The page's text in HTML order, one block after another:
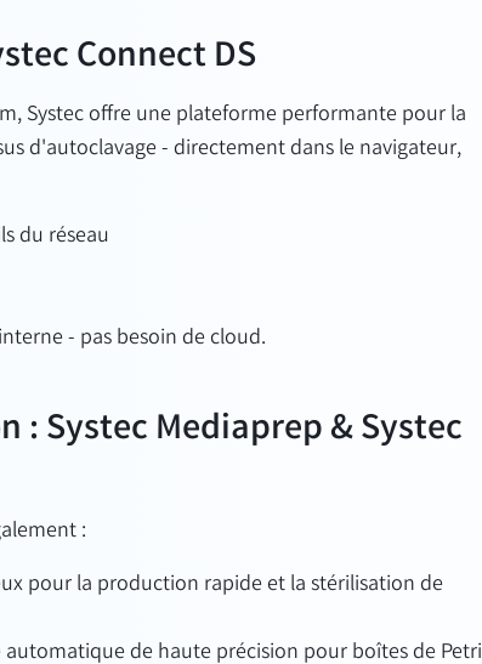
Connect DS
Systec offre une plateforme performante pour la
d'autoclavage-directement dans le navigateur,
du réseau
- pas besoin de cloud.
Systec Mediaprep & Systec
:
pour la production rapide et la stérilisation de
automatique de haute précision pour boîtes de Petri